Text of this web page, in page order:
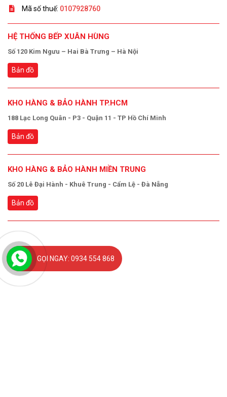
Mã số thuế: 0107928760
HỆ THỐNG BẾP XUÂN HÙNG
Số 120 Kim Ngưu – Hai Bà Trưng – Hà Nội
Bản đồ
KHO HÀNG & BẢO HÀNH TP.HCM
188 Lạc Long Quân - P3 - Quận 11 - TP Hồ Chí Minh
Bản đồ
KHO HÀNG & BẢO HÀNH MIỀN TRUNG
Số 20 Lê Đại Hành - Khuê Trung - Cẩm Lệ - Đà Nẵng
Bản đồ
GỌI NGAY: 0934 554 868